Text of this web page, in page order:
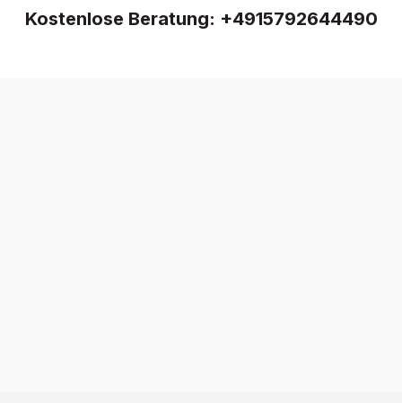
Kostenlose Beratung: +4915792644490